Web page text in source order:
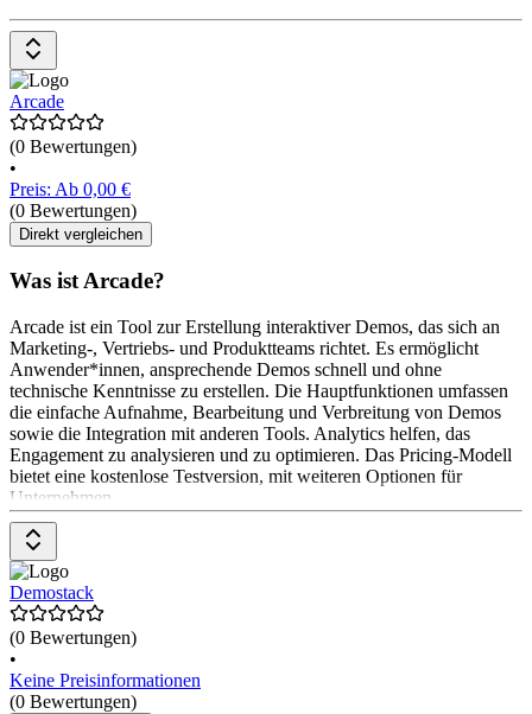
Arcade
(0 Bewertungen)
•
Preis: Ab 0,00 €
(0 Bewertungen)
Direkt vergleichen
Was ist Arcade?
Arcade ist ein Tool zur Erstellung interaktiver Demos, das sich an
Marketing-, Vertriebs- und Produktteams richtet. Es ermöglicht
Anwender*innen, ansprechende Demos schnell und ohne
technische Kenntnisse zu erstellen. Die Hauptfunktionen umfassen
die einfache Aufnahme, Bearbeitung und Verbreitung von Demos
sowie die Integration mit anderen Tools. Analytics helfen, das
Engagement zu analysieren und zu optimieren. Das Pricing-Modell
bietet eine kostenlose Testversion, mit weiteren Optionen für
Unternehmen.
Demostack
(0 Bewertungen)
•
Keine Preisinformationen
(0 Bewertungen)